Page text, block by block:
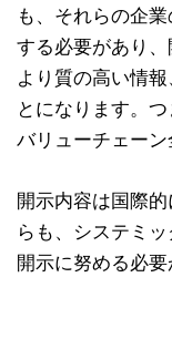
も、それらの企
する必要があり、
より質の高い情
とになります。
バリューチェーン
開示内容は国際
らも、システミ
開示に努める必要